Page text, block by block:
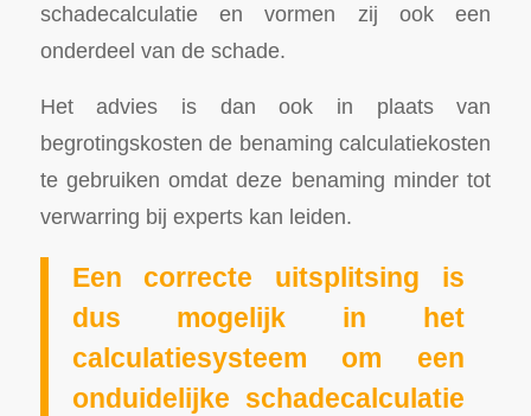
schadecalculatie en vormen zij ook een
onderdeel van de schade.
Het advies is dan ook in plaats van
begrotingskosten de benaming calculatiekosten
te gebruiken omdat deze benaming minder tot
verwarring bij experts kan leiden.
Een correcte uitsplitsing is
dus mogelijk in het
calculatiesysteem om een
onduidelijke schadecalculatie